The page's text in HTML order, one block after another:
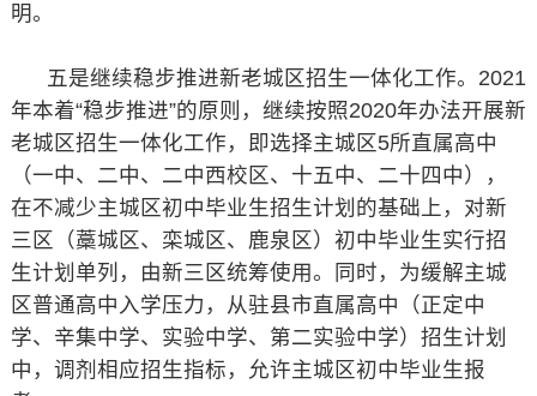
明。
五是继续稳步推进新老城区招生一体化工作。2021
年本着“稳步推进”的原则，继续按照2020年办法开展新
老城区招生一体化工作，即选择主城区5所直属高中
（一中、二中、二中西校区、十五中、二十四中），
在不减少主城区初中毕业生招生计划的基础上，对新
三区（藁城区、栾城区、鹿泉区）初中毕业生实行招
生计划单列，由新三区统筹使用。同时，为缓解主城
区普通高中入学压力，从驻县市直属高中（正定中
学、辛集中学、实验中学、第二实验中学）招生计划
中，调剂相应招生指标，允许主城区初中毕业生报